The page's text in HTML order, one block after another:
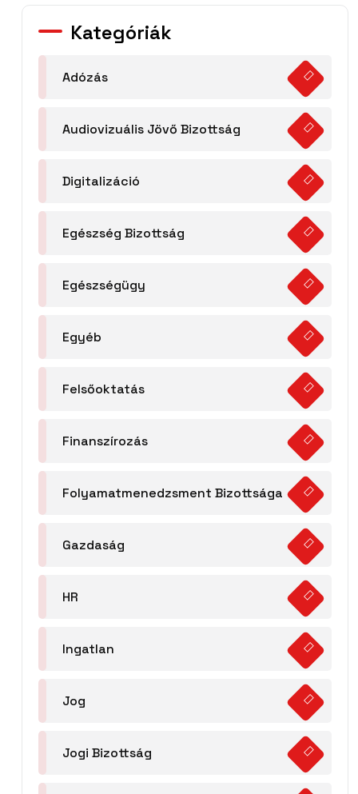
Kategóriák
Adózás
Audiovizuális Jövő Bizottság
Digitalizáció
Egészség Bizottság
Egészségügy
Egyéb
Felsőoktatás
Finanszírozás
Folyamatmenedzsment Bizottsága
Gazdaság
HR
Ingatlan
Jog
Jogi Bizottság